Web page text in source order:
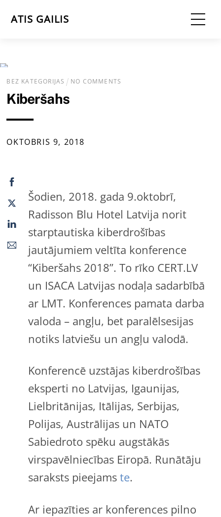
ATIS GAILIS
BEZ KATEGORIJAS NO COMMENTS
Kiberšahs
OKTOBRIS 9, 2018
Šodien, 2018. gada 9.oktobrī,
Radisson Blu Hotel Latvija norit
starptautiska kiberdrošības
jautājumiem veltīta konference
“Kiberšahs 2018”. To rīko CERT.LV
un ISACA Latvijas nodaļa sadarbībā
ar LMT. Konferences pamata darba
valoda – angļu, bet paralēlsesijas
notiks latviešu un angļu valodā.
Konferencē uzstājas kiberdrošības
eksperti no Latvijas, Igaunijas,
Lielbritānijas, Itālijas, Serbijas,
Polijas, Austrālijas un NATO
Sabiedroto spēku augstākās
virspavēlniecības Eiropā. Runātāju
saraksts pieejamste.
Ar iepazīties ar konferences pilno